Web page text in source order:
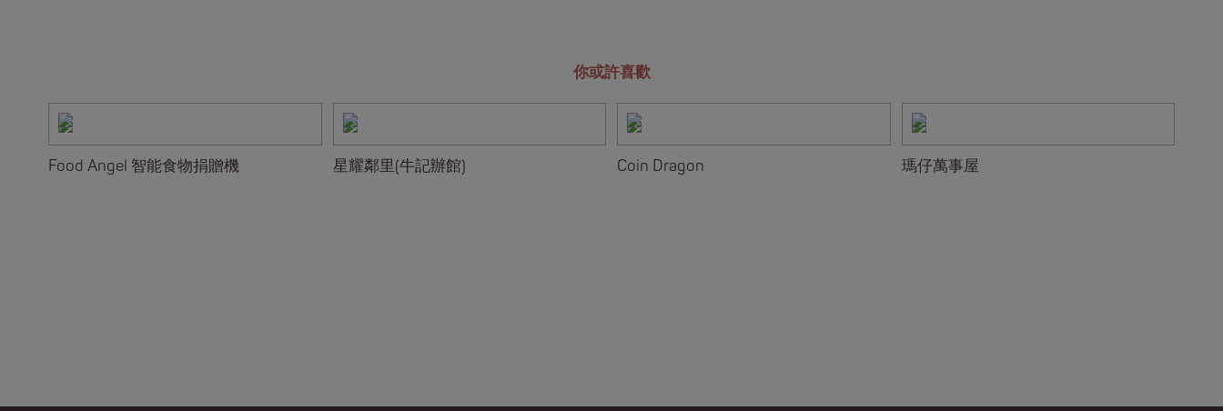
你或許喜歡
Food Angel 智能食物捐贈機 星耀鄰里(牛記辦館) Coin Dragon 瑪仔萬事屋